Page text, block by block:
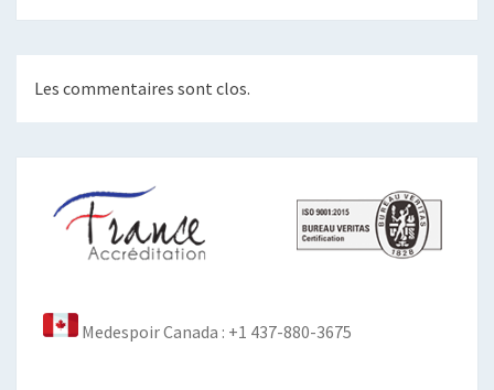
Les commentaires sont clos.
Medespoir Canada : +1 437-880-3675